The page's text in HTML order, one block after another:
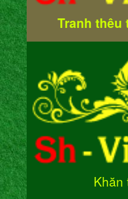
Tranh thêu
Khăn